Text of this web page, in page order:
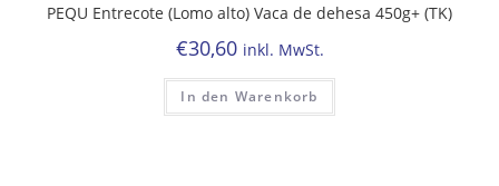
PEQU Entrecote (Lomo alto) Vaca de dehesa 450g+ (TK)
€30,60 inkl. MwSt.
In den Warenkorb